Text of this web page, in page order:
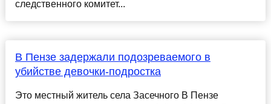
следственного комитет...
В Пензе задержали подозреваемого в
убийстве девочки-подростка
Это местный житель села Засечного В Пензе